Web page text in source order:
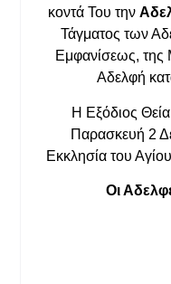
κοντά Του την
Τάγματος των
Εμφανίσεως, της
Αδελφή
Η Εξόδιος Θεία
Παρασκευή 2
Εκκλησία του
Οι